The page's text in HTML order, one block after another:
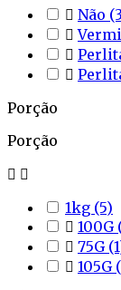
 Não



Porção
Porção
 
1kg (5)
 100G
 75G
 105G